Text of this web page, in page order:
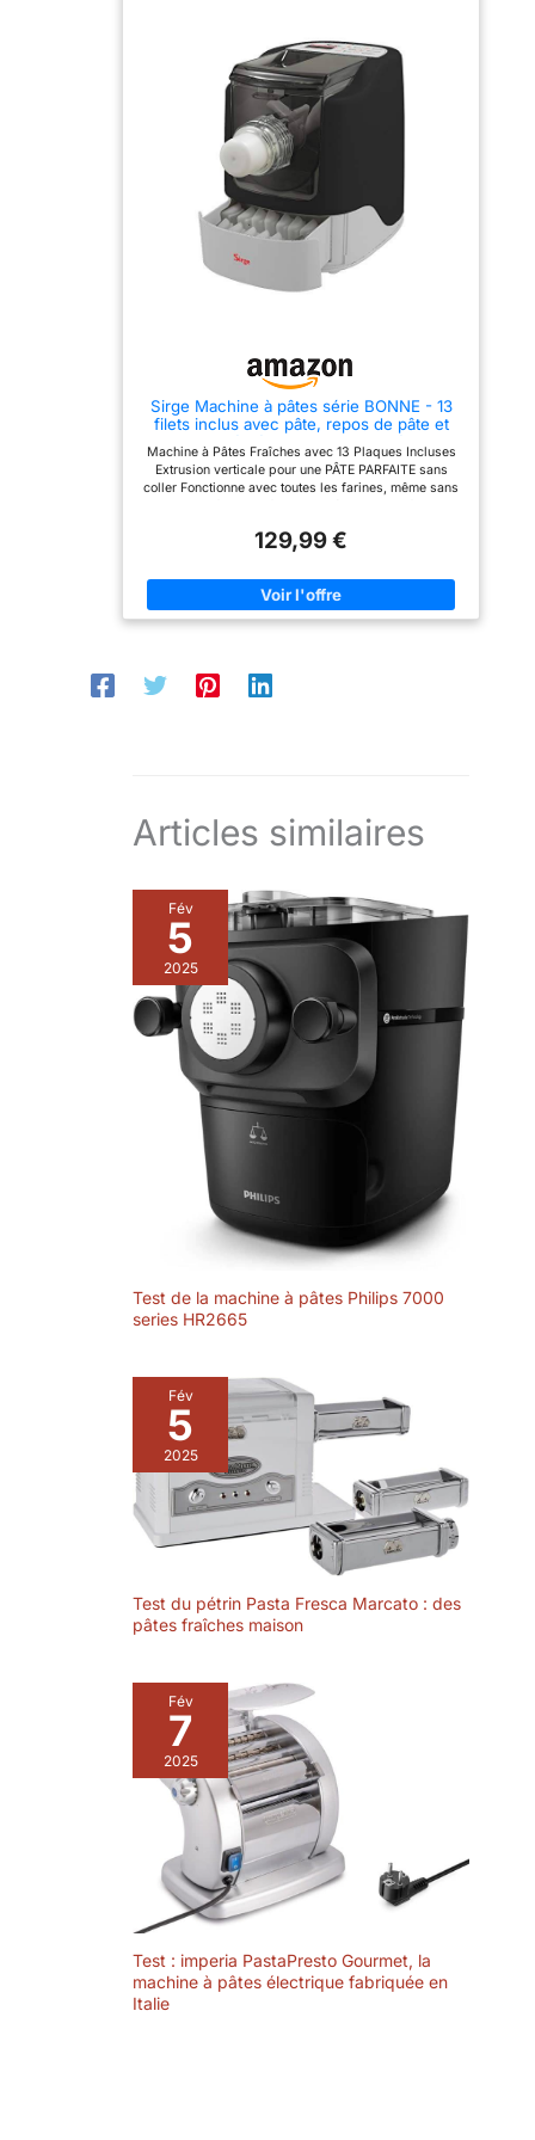
nécessaire selon le type
de farine, pour des
résultats parfaits. DESIGN
DURABLE ET FACILE À
NETTOYER : Une Machine
à Pâtes fraîches élégante,
durable, avec pièces
compatibles lave-
vaisselle pour un
nettoyage facile.
RECETTES GUIDÉES
ÉTAPE PAR ÉTAPE :
Téléchargez l'application
HomeID pour des recettes
forme pour varier les
plaisirs. DES PÂTES
PERSONNALISÉES :
Entièrement automatique
personnalisées. DESIGN
DURABLE ET FACILE À
NETTOYER : Une Machine
à Pâtes fraîches élégante,
HomeID pour des recettes
simples, y compris des
gluten.
Sirge Machine à pâtes série BONNE - 13
filets inclus avec pâte, repos de pâte et
parfait de farine avec les ingrédients,
noir/gris
Machine à Pâtes Fraîches avec 13 Plaques Incluses
Extrusion verticale pour une PÂTE PARFAITE sans
coller Fonctionne avec toutes les farines, même sans
achetables séparément pour en faire la compagne
129,99 €
Articles similaires
Fév
5
2025
Test de la machine à pâtes Philips 7000
series HR2665
Fév
5
2025
Test du pétrin Pasta Fresca Marcato : des
pâtes fraîches maison
Fév
7
2025
Test : imperia PastaPresto Gourmet, la
machine à pâtes électrique fabriquée en
Italie